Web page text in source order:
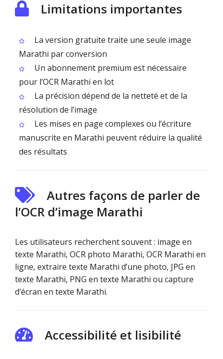
Limitations importantes
La version gratuite traite une seule image
Marathi par conversion
Un abonnement premium est nécessaire
pour l’OCR Marathi en lot
La précision dépend de la netteté et de la
résolution de l’image
Les mises en page complexes ou l’écriture
manuscrite en Marathi peuvent réduire la qualité
des résultats
Autres façons de parler de
l’OCR d’image Marathi
Les utilisateurs recherchent souvent : image en
texte Marathi, OCR photo Marathi, OCR Marathi en
ligne, extraire texte Marathi d’une photo, JPG en
texte Marathi, PNG en texte Marathi ou capture
d’écran en texte Marathi.
Accessibilité et lisibilité